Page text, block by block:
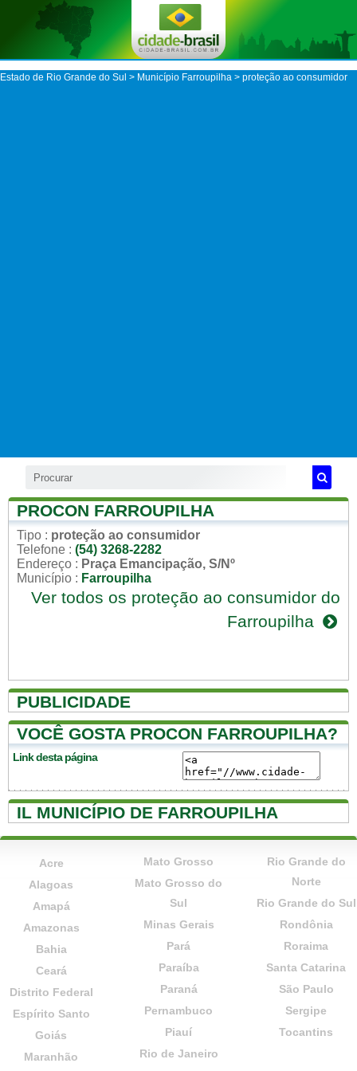
Estado de Rio Grande do Sul > Município Farroupilha > proteção ao consumidor
PROCON FARROUPILHA
Tipo : proteção ao consumidor
Telefone : (54) 3268-2282
Endereço : Praça Emancipação, S/Nº
Município : Farroupilha
Ver todos os proteção ao consumidor do
Farroupilha
PUBLICIDADE
VOCÊ GOSTA PROCON FARROUPILHA?
Link desta página
IL MUNICÍPIO DE FARROUPILHA
Acre
Alagoas
Amapá
Amazonas
Bahia
Ceará
Distrito Federal
Espírito Santo
Goiás
Maranhão
Mato Grosso
Mato Grosso do
Sul
Minas Gerais
Pará
Paraíba
Paraná
Pernambuco
Piauí
Rio de Janeiro
Rio Grande do
Norte
Rio Grande do Sul
Rondônia
Roraima
Santa Catarina
São Paulo
Sergipe
Tocantins